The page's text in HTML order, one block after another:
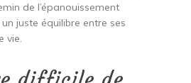
de l’épanouissement
juste équilibre entre ses
vie.